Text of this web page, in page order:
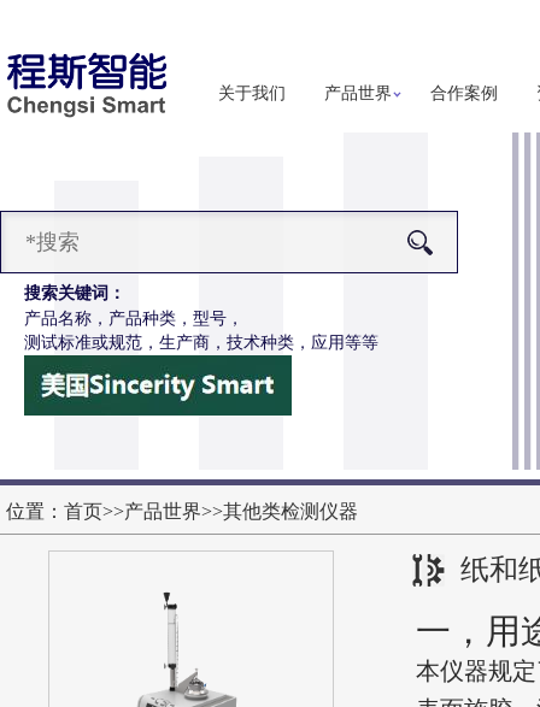
关于我们 产品世界 合作案例
搜索关键词：
产品名称，产品种类，型号，
测试标准或规范，生产商，技术种类，应用等等
烟花爆竹碰撞试验台
位置： 首页>>产品世界>>其他类检测仪器
纸和
一，用
本仪器规